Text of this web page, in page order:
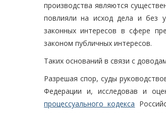
производства являются
повлияли на исход дела и без
законных интересов в сфере
законом публичных интересов.
Таких оснований в связи с
Разрешая спор, суды
Федерации и, исследовав и
процессуального кодекса